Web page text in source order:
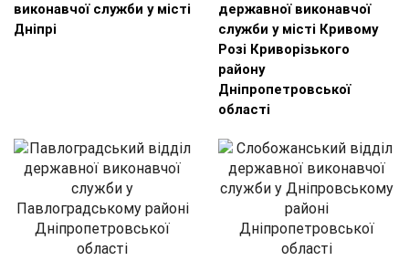
виконавчої служби у місті
Дніпрі
державної виконавчої
служби у місті Кривому
Розі Криворізького
району
Дніпропетровської
області